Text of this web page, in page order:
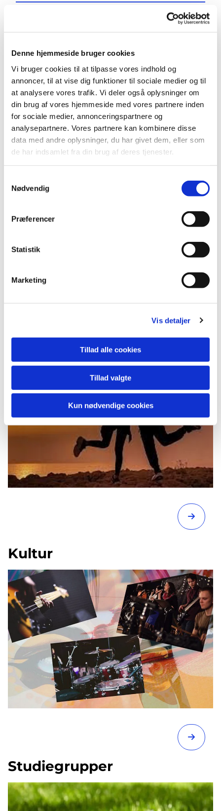
Denne hjemmeside bruger cookies
Vi bruger cookies til at tilpasse vores indhold og
annoncer, til at vise dig funktioner til sociale medier og til
at analysere vores trafik. Vi deler også oplysninger om
din brug af vores hjemmeside med vores partnere inden
for sociale medier, annonceringspartnere og
analysepartnere. Vores partnere kan kombinere disse
data med andre oplysninger, du har givet dem, eller som
de har indsamlet fra din brug af deres tjenester.
Nødvendig
Præferencer
Statistik
Marketing
Vis detaljer
Tillad alle cookies
Tillad valgte
Kun nødvendige cookies
Aktiviteter
Børn
Kultur
Studiegrupper